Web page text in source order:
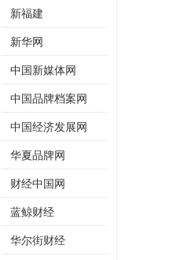
新福建
新华网
中国新媒体网
中国品牌档案网
中国经济发展网
华夏品牌网
财经中国网
蓝鲸财经
华尔街财经